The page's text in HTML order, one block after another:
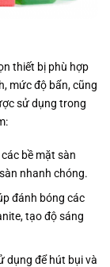
thiết bị phù hợp
mức độ bẩn, cũng
sử dụng trong
bề mặt sàn
nhanh chóng.
đánh bóng các
tạo độ sáng
dụng để hút bụi và